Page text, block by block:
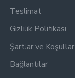
Teslimat
Gizlilik Politikası
Şartlar ve Koşullar
Bağlantılar